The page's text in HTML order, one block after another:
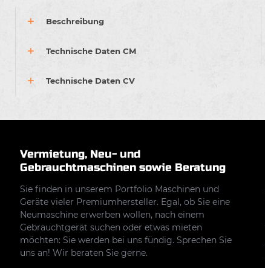
Beschreibung
Technische Daten CM
Technische Daten CV
Vermietung, Neu- und
Gebrauchtmaschinen sowie Beratung
Sie finden in unserem Portfolio Maschinen und
Geräte vieler Premiumhersteller. Egal, ob Sie eine
Neumaschine erwerben wollen, nach einem
Gebrauchtgerät suchen oder etwas mieten
möchten: Sie werden bei uns fündig. Sprechen Sie
uns an! Wir beraten Sie gerne.